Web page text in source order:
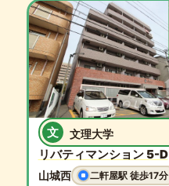
文 文理大学
リバティマンション 5-D
山城西 二軒屋駅 徒歩17分